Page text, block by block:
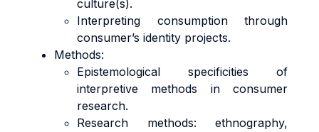
culture(s).
Interpreting consumption through
consumer’s identity projects.
Methods:
Epistemological specificities of
interpretive methods in consumer
research.
Research methods: ethnography,